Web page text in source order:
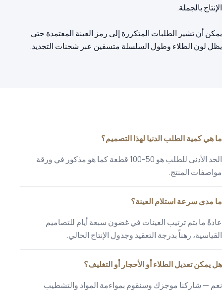
يمكن أن تشير الطلبات المتكررة إلى رمز العينة المعتمدة حتى
يظل لون الطلاء وطول السلسلة متسقين عبر شحنات التجديد.
ما هي كمية الطلب الدنيا لهذا التصميم؟
الحد الأدنى للطلب هو 50-100 قطعة كما هو مذكور في ورقة
مواصفات المنتج.
ما مدى سرعة استلام العينة؟
عادةً ما يتم ترتيب العينات في غضون سبعة أيام للتصاميم
القياسية، رهناً بدرجة التعقيد وجدول الإنتاج الحالي.
هل يمكن تعديل الطلاء أو الأحجار أو التغليف؟
نعم — شاركنا موجزك وسنقوم بمواءمة المواد والتشطيب